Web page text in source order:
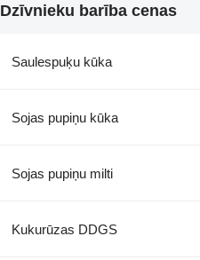
Dzīvnieku barība cenas
Saulespuķu kūka
Sojas pupiņu kūka
Sojas pupiņu milti
Kukurūzas DDGS